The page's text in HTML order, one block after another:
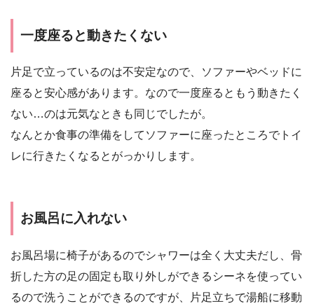
一度座ると動きたくない
片足で立っているのは不安定なので、ソファーやベッドに
座ると安心感があります。なので一度座るともう動きたく
ない…のは元気なときも同じでしたが。
なんとか食事の準備をしてソファーに座ったところでトイ
レに行きたくなるとがっかりします。
お風呂に入れない
お風呂場に椅子があるのでシャワーは全く大丈夫だし、骨
折した方の足の固定も取り外しができるシーネを使ってい
るので洗うことができるのですが、片足立ちで湯船に移動